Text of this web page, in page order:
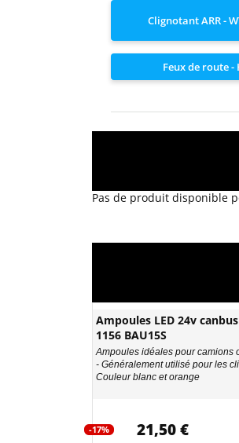
Clignotant ARR -
Feux de route -
Pas de produit disponible
Ampoules LED 24v
1156 BAU15S
Ampoules idéales pour camions
- Généralement utilisé pour les
Couleur blanc et orange
-17% 21,50 €